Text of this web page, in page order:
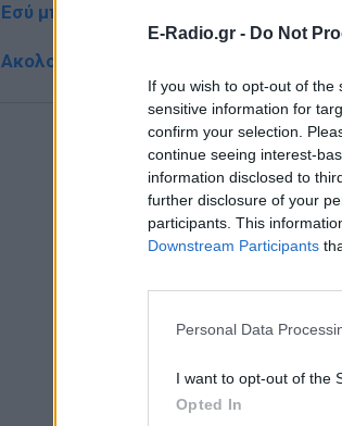
E-Radio.gr - Do Not
If you wish to opt-out of
sensitive information for
confirm your selection.
continue seeing interest-
information disclosed to
further disclosure of your
participants. This
Downstream Participants
Personal Data
I want to opt-out of the
Opted In
Εσύ μπήκες στο E-Daily.gr; Τα νέα της
Ακολουθήστε το E-Radio.gr και στο
ΔΙΑΦΗΜΙΣΗ